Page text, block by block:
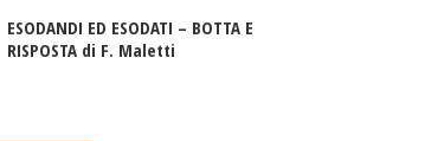
ESODANDI ED ESODATI – BOTTA E
RISPOSTA di F. Maletti